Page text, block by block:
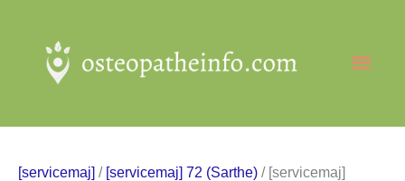
contenu
[servicemaj] / [servicemaj] 72 (Sarthe) / [servicemaj]